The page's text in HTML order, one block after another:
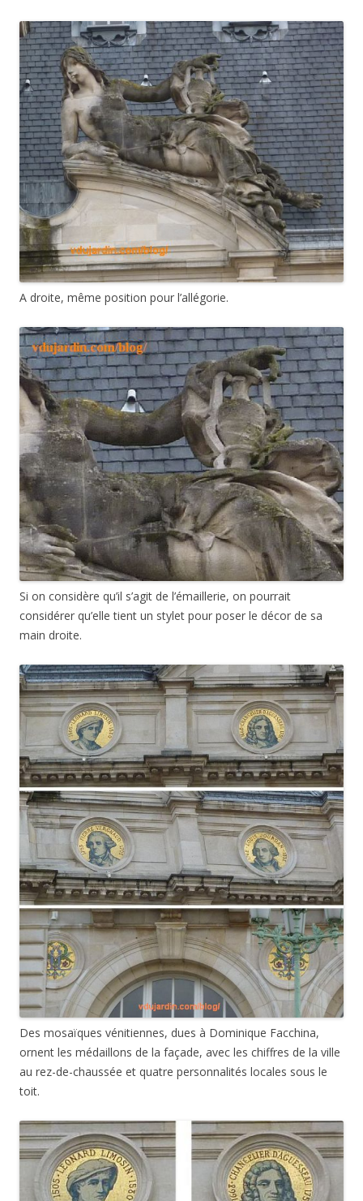
A droite, même position pour l’allégorie.
Si on considère qu’il s’agit de l’émaillerie, on pourrait
considérer qu’elle tient un stylet pour poser le décor de sa
main droite.
Des mosaïques vénitiennes, dues à Dominique Facchina,
ornent les médaillons de la façade, avec les chiffres de la ville
au rez-de-chaussée et quatre personnalités locales sous le
toit.